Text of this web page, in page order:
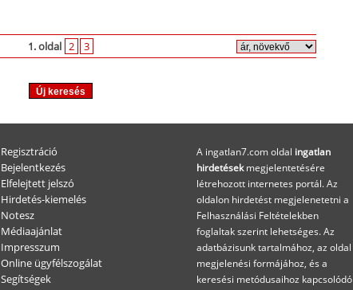
1. oldal 2 3
Regisztráció
Bejelentkezés
Elfelejtett jelszó
Hirdetés-kiemelés
Notesz
Médiaajánlat
Impresszum
Online ügyfélszogálat
Segítségek
A ingatlan7.com oldal ingatlan
hirdetésekmegjelentetésére
létrehozott internetes portál. Az
oldalon hirdetést megjelenetetni a
Felhasználási Feltételekben
foglaltak szerint lehetséges. Az
adatbázisunk tartalmához, az oldal
megjelenési formájához, és a
keresési metódusaihoz kapcsolódó